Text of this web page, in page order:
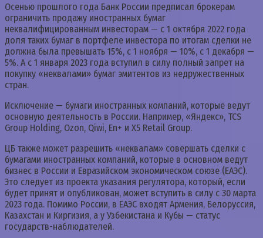
Осенью прошлого года Банк России предписал брокерам
ограничить продажу иностранных бумаг
неквалифицированным инвесторам — с 1 октября 2022 года
доля таких бумаг в портфеле инвестора по итогам сделки не
должна была превышать 15%, с 1 ноября — 10%, с 1 декабря —
5%. А с 1 января 2023 года вступил в силу полный запрет на
покупку «неквалами» бумаг эмитентов из недружественных
стран.
Исключение — бумаги иностранных компаний, которые ведут
основную деятельность в России. Например, «Яндекс», TCS
Group Holding, Ozon, Qiwi, En+ и X5 Retail Group.
ЦБ также может разрешить «неквалам» совершать сделки с
бумагами иностранных компаний, которые в основном ведут
бизнес в России и Евразийском экономическом союзе (ЕАЭС).
Это следует из проекта указания регулятора, который, если
будет принят и опубликован, может вступить в силу с 30 марта
2023 года. Помимо России, в ЕАЭС входят Армения, Белоруссия,
Казахстан и Киргизия, а у Узбекистана и Кубы — статус
государств-наблюдателей.